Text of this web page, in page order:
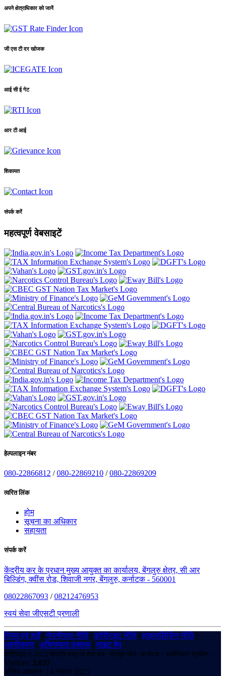
अपने क्षेत्राधिकार को जानें
जी एस टी दर खोजक
आई सी ई गेट
आर टी आई
शिकायत
संपर्क करें
महत्वपूर्ण वेबसाइटें
हेल्पलाइन नंबर
080-22866812 /080-22869210 /080-22869209
त्वरित लिंक
होम
सूचना का अधिकार
सहायता
संपर्क करें
केंद्रीय कर के प्रधान मुख्य आयुक्त का कार्यालय, बेंगलुरु क्षेत्र, सी आर
बिल्डिंग, क्वींस रोड, शिवाजी नगर, बेंगलुरु, कर्नाटक - 560001
08022867093 /08212476953
स्वयं सेवा जीएसटी प्रणाली
नियम एवं शर्तें|गोपनीयता नीति|कॉपीराइट नीति|हाइपरलिंकिंग नीति|
अस्वीकरण | अभिगम्यता वक्तव्य |साइट मैप
कॉपीराइट © 2025 केंद्रीय वस्तु एवं सेवा कर - बेंगलुरु ज़ोन - कर्नाटक। सर्वाधिकार सुरक्षित।
Visitors: 3,037
अंतिम अद्यतन: 14 नवंबर 2025